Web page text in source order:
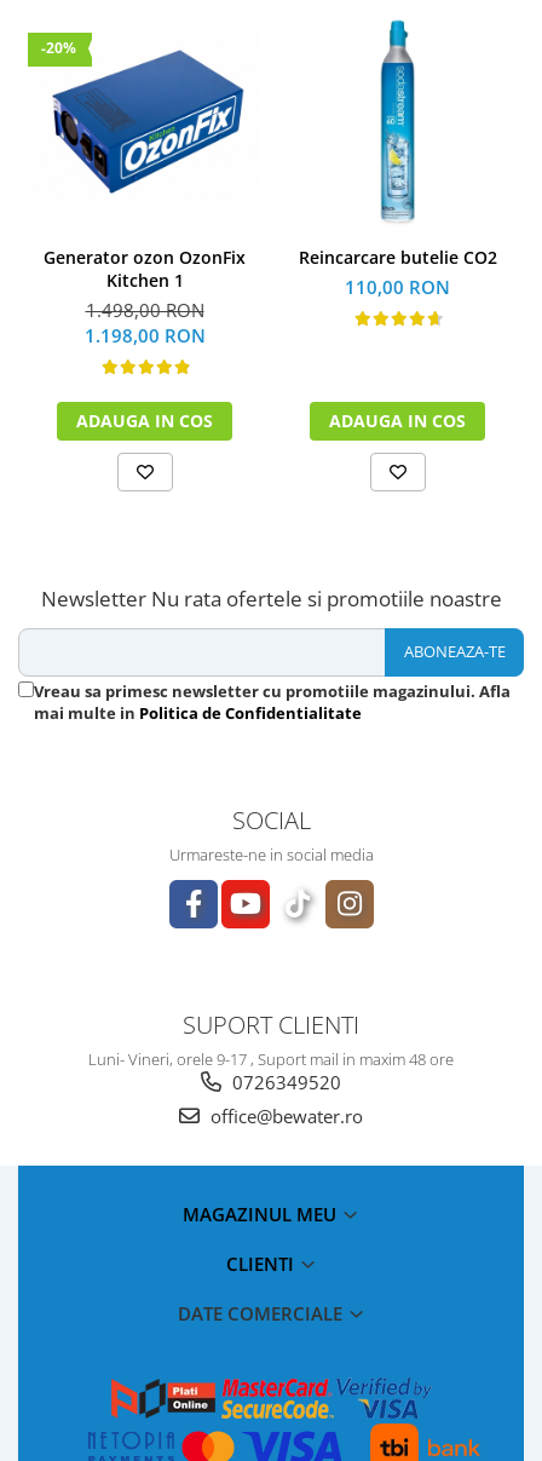
-20%
Generator ozon OzonFix
Kitchen 1
1.498,00 RON
1.198,00 RON
ADAUGA IN COS
Reincarcare butelie CO2
110,00 RON
ADAUGA IN COS
Newsletter Nu rata ofertele si promotiile noastre
Vreau sa primesc newsletter cu promotiile magazinului. Afla
mai multe in Politica de Confidentialitate
SOCIAL
Urmareste-ne in social media
SUPORT CLIENTI
Luni- Vineri, orele 9-17 , Suport mail in maxim 48 ore
0726349520
office@bewater.ro
MAGAZINUL MEU
CLIENTI
DATE COMERCIALE